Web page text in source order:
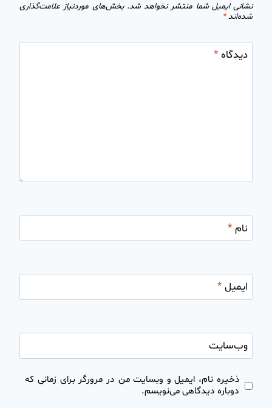
نشانی ایمیل شما منتشر نخواهد شد. بخش‌های موردنیاز علامت‌گذاری
شده‌اند*
دیدگاه*
نام*
ایمیل*
وب‌سایت
ذخیره نام، ایمیل و وبسایت من در مرورگر برای زمانی که
دوباره دیدگاهی می‌نویسم.